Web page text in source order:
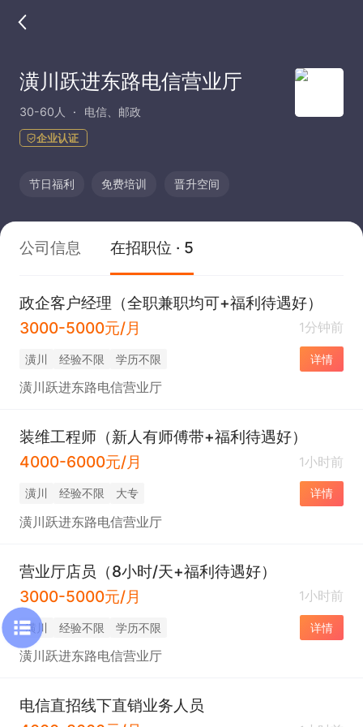
潢川跃进东路电信营业厅
30-60人 电信、邮政
企业认证
节日福利 免费培训 晋升空间
公司信息 在招职位 · 5
政企客户经理（全职兼职均可+福利待遇好）
3000-5000元/月
1分钟前
潢川 经验不限 学历不限 详情
潢川跃进东路电信营业厅
装维工程师（新人有师傅带+福利待遇好）
4000-6000元/月
1小时前
潢川 经验不限 大专 详情
潢川跃进东路电信营业厅
营业厅店员（8小时/天+福利待遇好）
3000-5000元/月
1小时前
潢川 经验不限 学历不限 详情
潢川跃进东路电信营业厅
电信直招线下直销业务人员